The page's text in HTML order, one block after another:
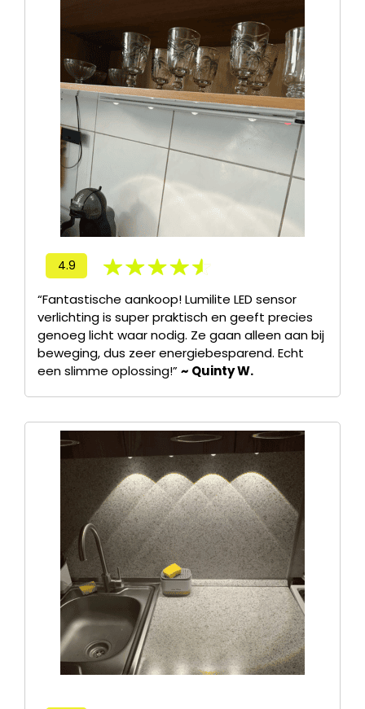
4.9
“Fantastische aankoop! Lumilite LED sensor
verlichting is super praktisch en geeft precies
genoeg licht waar nodig. Ze gaan alleen aan bij
beweging, dus zeer energiebesparend. Echt
een slimme oplossing!”~ Quinty W.